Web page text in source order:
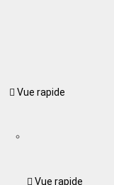
Vue rapide
Vue rapide